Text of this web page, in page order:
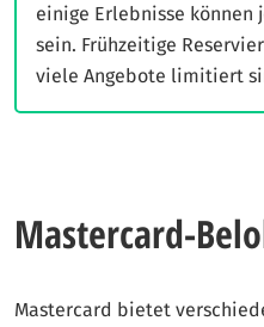
einige Erlebnisse
sein. Frühzeitige
viele Angebote limitiert
Mastercard-
Mastercard bietet